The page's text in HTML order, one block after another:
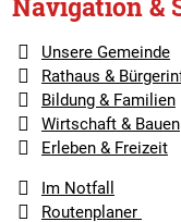
Navigation &
Unsere Gemeinde
Rathaus &
Bildung & Familien
Wirtschaft & Bauen
Erleben & Freizeit
Im Notfall
Routenplaner